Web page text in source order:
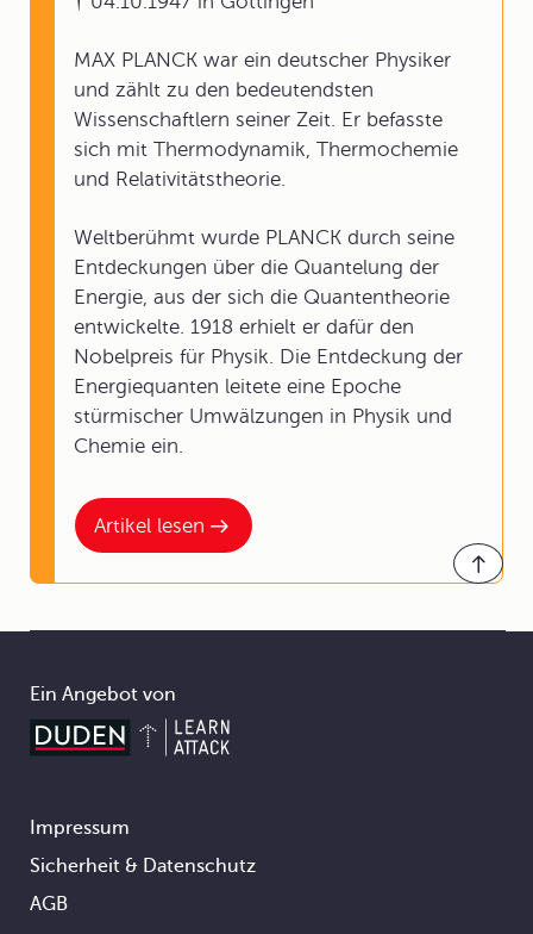
Artikel lesen
MAX PLANCK war ein deutscher Physiker
und zählt zu den bedeutendsten
Wissenschaftlern seiner Zeit. Er befasste
sich mit Thermodynamik, Thermochemie
und Relativitätstheorie.
Weltberühmt wurde PLANCK durch seine
Entdeckungen über die Quantelung der
Energie, aus der sich die Quantentheorie
entwickelte. 1918 erhielt er dafür den
Nobelpreis für Physik. Die Entdeckung der
Energiequanten leitete eine Epoche
stürmischer Umwälzungen in Physik und
Chemie ein.
Ein Angebot von
Footer
Impressum
Sicherheit & Datenschutz
AGB